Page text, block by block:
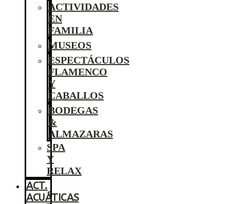
ACTIVIDADES
EN
FAMILIA
MUSEOS
ESPECTÁCULOS
FLAMENCO
Y
CABALLOS
BODEGAS
&
ALMAZARAS
SPA
Y
RELAX
ACT.
ACUÁTICAS